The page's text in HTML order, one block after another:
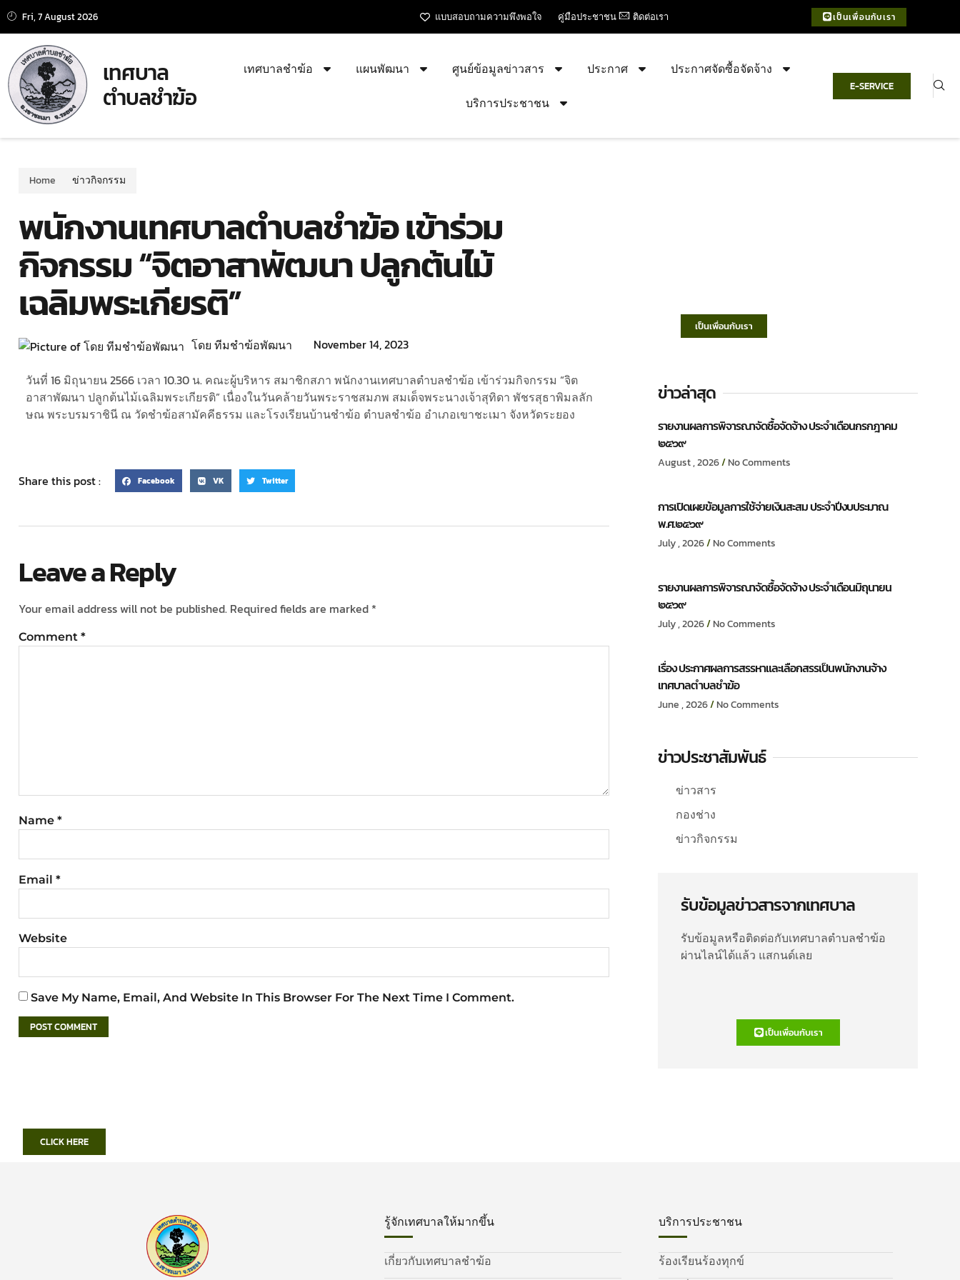
Fri, 7 August 2026 แบบสอบถามความพึงพอใจ คู่มือประชาชน ติดต่อเรา เป็นเพื่อนกับเรา
เทศบาล
ตำบลชำฆ้อ
เทศบาลชำฆ้อ แผนพัฒนา ศูนย์ข้อมูลข่าวสาร ประกาศ
ประกาศจัดซื้อจัดจ้าง
บริการประชาชน
E-SERVICE
Home ข่าวกิจกรรม
พนักงานเทศบาลตำบลชำฆ้อ เข้าร่วม
กิจกรรม “จิตอาสาพัฒนา ปลูกต้นไม้
เฉลิมพระเกียรติ”
โดย ทีมชำฆ้อพัฒนา November 14, 2023
วันที่ 16 มิถุนายน 2566 เวลา 10.30 น. คณะผู้บริหาร สมาชิกสภา พนักงานเทศบาลตำบลชำฆ้อ เข้าร่วมกิจกรรม “จิต
อาสาพัฒนา ปลูกต้นไม้เฉลิมพระเกียรติ” เนื่องในวันคล้ายวันพระราชสมภพ สมเด็จพระนางเจ้าสุทิดา พัชรสุธาพิมลลัก
ษณ พระบรมราชินี ณ วัดชำฆ้อสามัคคีธรรม และโรงเรียนบ้านชำฆ้อ ตำบลชำฆ้อ อำเภอเขาชะเมา จังหวัดระยอง
Share this post : Facebook VK Twitter
Leave a Reply
Your email address will not be published. Required fields are marked *
Comment *
Name *
Email *
Website
Save My Name, Email, And Website In This Browser For The Next Time I Comment.
เป็นเพื่อนกับเรา
ข่าวล่าสุด
รายงานผลการพิจารณาจัดซื้อจัดจ้าง ประจำเดือนกรกฎาคม
๒๕๖๙
August , 2026 No Comments
การเปิดเผยข้อมูลการใช้จ่ายเงินสะสม ประจำปีงบประมาณ
พ.ศ.๒๕๖๙
July , 2026 No Comments
รายงานผลการพิจารณาจัดซื้อจัดจ้าง ประจำเดือนมิถุนายน
๒๕๖๙
July , 2026 No Comments
เรื่อง ประกาศผลการสรรหาและเลือกสรรเป็นพนักงานจ้าง
เทศบาลตำบลชำฆ้อ
June , 2026 No Comments
ข่าวประชาสัมพันธ์
ข่าวสาร
กองช่าง
ข่าวกิจกรรม
รับข้อมูลข่าวสารจากเทศบาล
รับข้อมูลหรือติดต่อกับเทศบาลตำบลชำฆ้อ
ผ่านไลน์ได้แล้ว แสกนด์เลย
เป็นเพื่อนกับเรา
CLICK HERE
รู้จักเทศบาลให้มากขึ้น
เกี่ยวกับเทศบาลชำฆ้อ
บริการประชาชน
ร้องเรียนร้องทุกข์